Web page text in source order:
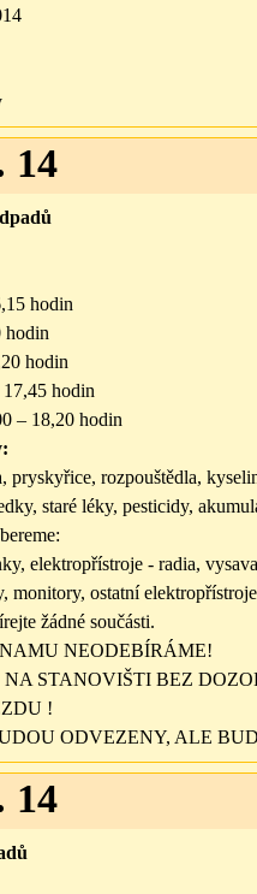
14
hodin
hodin
hodin
hodin
– 18,20 hodin
pryskyřice, rozpouštědla,
staré léky, pesticidy,
elektropřístroje - radia,
monitory, ostatní
žádné součásti.
NEODEBÍRÁME!
STANOVIŠTI BEZ
!
ODVEZENY, ALE
14